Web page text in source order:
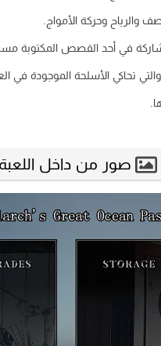
والرياح وحركة الأمواج.
في أحد القصص المكتوبة
والتي تحاكي الأسلحة الموجودة في
صور من داخل اللعبة